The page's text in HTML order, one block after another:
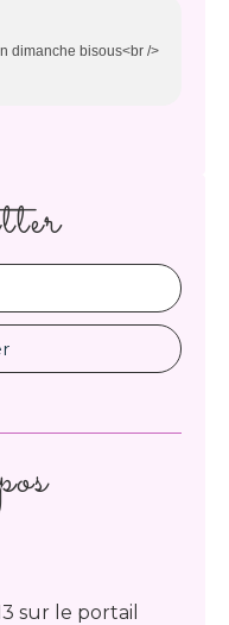
dimanche bisous<br />
sur le portail